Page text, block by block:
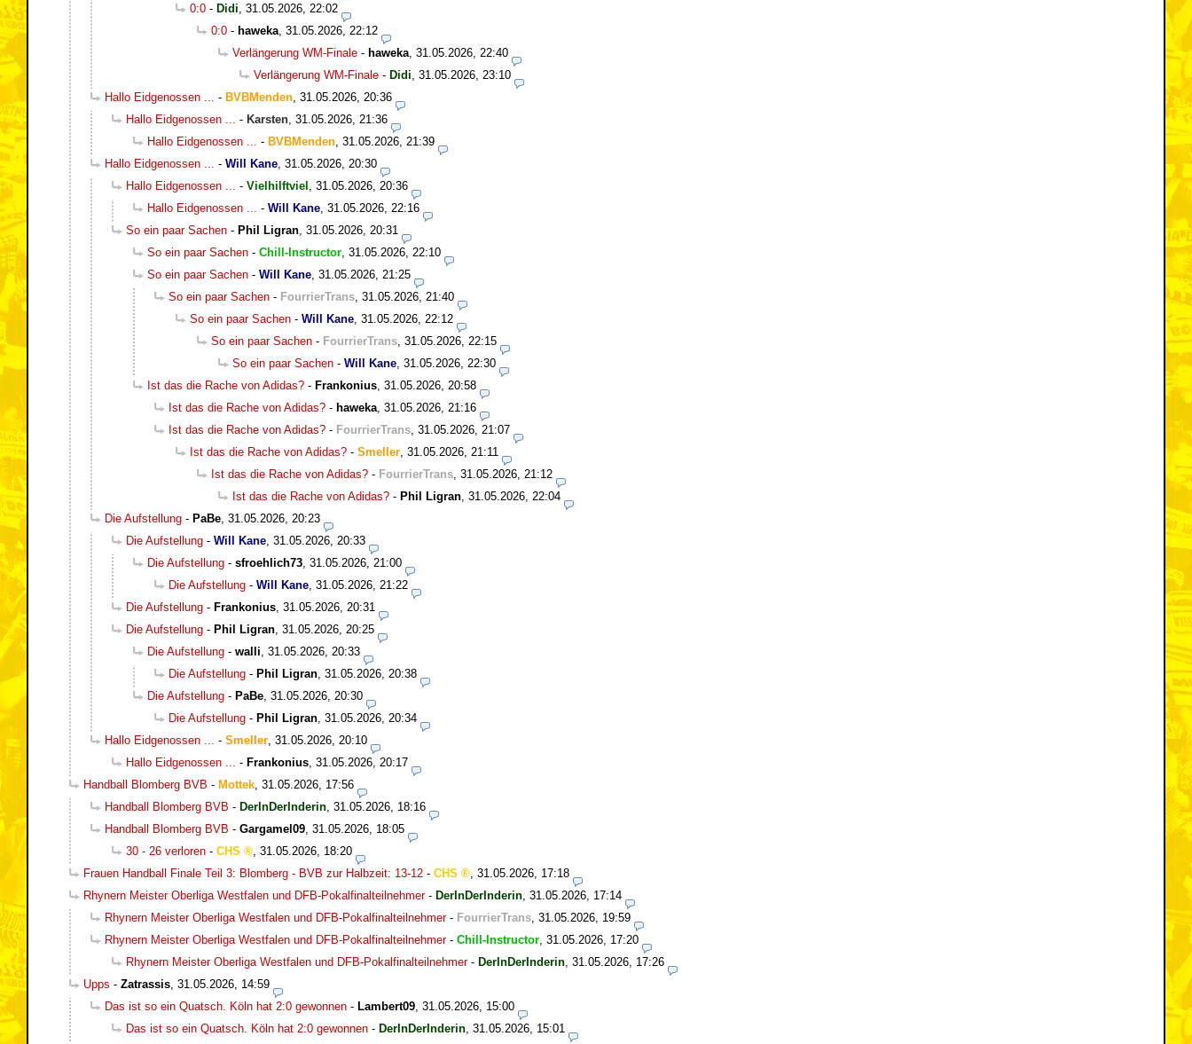
0:0 - Didi 31.05.2026, 22:02
0:0 - haweka 31.05.2026, 22:12
Verlängerung WM-Finale - haweka 31.05.2026, 22:40
Verlängerung WM-Finale - Didi 31.05.2026, 23:10
Hallo Eidgenossen ...
- BVBMenden 31.05.2026, 20:36
Hallo Eidgenossen ...
- Karsten 31.05.2026, 21:36
Hallo Eidgenossen ...
- BVBMenden 31.05.2026, 21:39
Hallo Eidgenossen ...
- Will Kane 31.05.2026, 20:30
Hallo Eidgenossen ...
- Vielhilftviel
31.05.2026, 20:36
Hallo Eidgenossen ...
- Will Kane 31.05.2026, 22:16
So ein paar Sachen - Phil Ligran 31.05.2026, 20:31
So ein paar Sachen - Chill-Instructor 31.05.2026, 22:10
So ein paar Sachen - Will Kane 31.05.2026, 21:25
So ein paar Sachen - FourrierTrans 31.05.2026, 21:40
So ein paar Sachen - Will Kane 31.05.2026, 22:12
So ein paar Sachen - FourrierTrans 31.05.2026, 22:15
So ein paar Sachen - Will Kane 31.05.2026, 22:30
Ist das die Rache von Adidas? - Frankonius 31.05.2026, 20:58
Ist das die Rache von Adidas? - haweka 31.05.2026, 21:16
Ist das die Rache von Adidas? - FourrierTrans 31.05.2026, 21:07
Ist das die Rache von Adidas? - Smeller 31.05.2026, 21:11
Ist das die Rache von Adidas? - FourrierTrans 31.05.2026, 21:12
Ist das die Rache von Adidas? - Phil Ligran 31.05.2026, 22:04
Die Aufstellung - PaBe 31.05.2026, 20:23
Die Aufstellung - Will Kane 31.05.2026, 20:33
Die Aufstellung - sfroehlich73 31.05.2026, 21:00
Die Aufstellung - Will Kane 31.05.2026, 21:22
Die Aufstellung - Frankonius 31.05.2026, 20:31
Die Aufstellung - Phil Ligran 31.05.2026, 20:25
Die Aufstellung - walli 31.05.2026, 20:33
Die Aufstellung - Phil Ligran 31.05.2026, 20:38
Die Aufstellung - PaBe 31.05.2026, 20:30
Die Aufstellung - Phil Ligran 31.05.2026, 20:34
Hallo Eidgenossen ...
- Smeller 31.05.2026, 20:10
Hallo Eidgenossen ...
- Frankonius 31.05.2026, 20:17
Handball Blomberg BVB - Mottek 31.05.2026, 17:56
Handball Blomberg BVB - DerInDerInderin 31.05.2026, 18:16
Handball Blomberg BVB - Gargamel09 31.05.2026, 18:05
30 - 26 verloren - CHS
31.05.2026, 18:20
Frauen Handball Finale Teil 3: Blomberg - BVB zur Halbzeit: 13-12 - CHS
31.05.2026, 17:18
Rhynern Meister Oberliga Westfalen und DFB-Pokalfinalteilnehmer- DerInDerInderin 31.05.2026, 17:14
Rhynern Meister Oberliga Westfalen und DFB-Pokalfinalteilnehmer- FourrierTrans 31.05.2026, 19:59
Rhynern Meister Oberliga Westfalen und DFB-Pokalfinalteilnehmer- Chill-Instructor 31.05.2026, 17:20
Rhynern Meister Oberliga Westfalen und DFB-Pokalfinalteilnehmer- DerInDerInderin 31.05.2026, 17:26
Upps - Zatrassis 31.05.2026, 14:59
Das ist so ein Quatsch. Köln hat 2:0 gewonnen - Lambert09 31.05.2026, 15:00
Das ist so ein Quatsch. Köln hat 2:0 gewonnen - DerInDerInderin 31.05.2026, 15:01